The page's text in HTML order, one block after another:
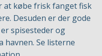
at købe frisk fanget fisk
Desuden er der gode
spisesteder og
Se listerne